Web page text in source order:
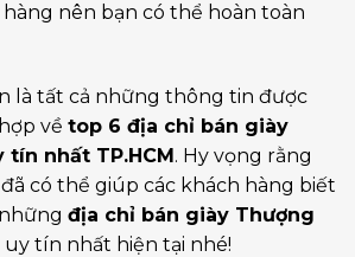
nên bạn có thể hoàn toàn
là tất cả những thông tin được
về top 6 địa chỉ bán giày
nhất TP.HCM. Hy vọng rằng
có thể giúp các khách hàng biết
địa chỉ bán giày Thượng
uy tín nhất hiện tại nhé!